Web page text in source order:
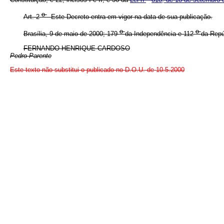
Art. 2oEste Decreto entra em vigor na data de sua publicação.
Brasília, 9 de maio de 2000; 179oda Independência e 112oda
FERNANDO HENRIQUE CARDOSO
Pedro Parente
Este texto não substitui o publicado no D.O.U. de 10.5.2000